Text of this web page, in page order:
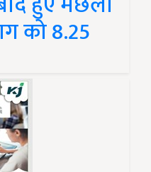
को 8.25